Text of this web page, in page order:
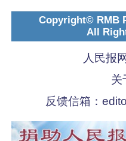
Copyright© RMB
All
人民报
关
反馈信箱：